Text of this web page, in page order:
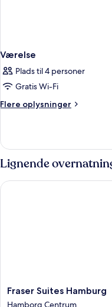
Værelse
Plads til 4 personer
Gratis Wi-Fi
Flere oplysninger
Flere
Lignende
Fraser
Suites
Fraser Suites Hamburg
Hamborg Centrum
Fraser Suites Hamburg